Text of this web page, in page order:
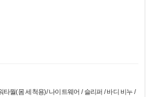
타월(몸 세척용)/ 나이트웨어 / 슬리퍼 / 바디 비누 /